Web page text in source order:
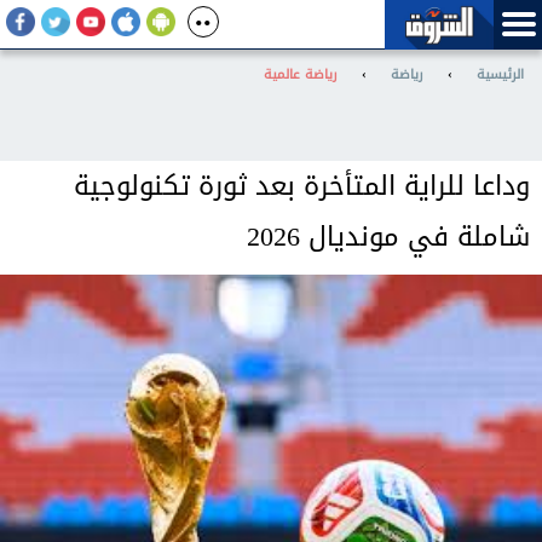
الرئيسية › رياضة › رياضة عالمية
وداعا للراية المتأخرة بعد ثورة تكنولوجية
شاملة في مونديال 2026